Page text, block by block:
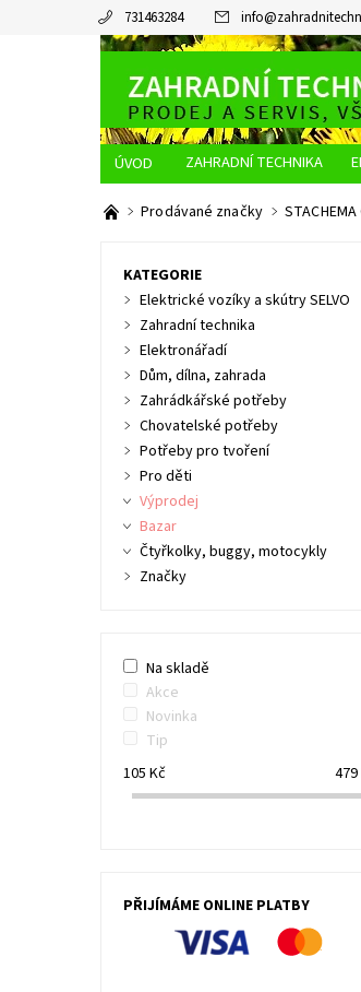
731463284 info@
ZAHRADNÍ TECHNIKA
O NÁS
JAK NAKUPOVAT
Prodávané značky
KATEGORIE
Elektrické vozíky a skútry SELVO
Zahradní technika
Elektronářadí
Dům, dílna, zahrada
Zahrádkářské potřeby
Chovatelské potřeby
Potřeby pro tvoření
Pro děti
Výprodej
Bazar
Čtyřkolky, buggy, motocykly
Značky
Na skladě
Akce
Novinka
Tip
105 Kč 479
PŘIJÍMÁME ONLINE PLATBY